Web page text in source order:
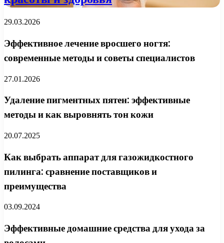
29.03.2026
Эффективное лечение вросшего ногтя:
современные методы и советы специалистов
27.01.2026
Удаление пигментных пятен: эффективные
методы и как выровнять тон кожи
20.07.2025
Как выбрать аппарат для газожидкостного
пилинга: сравнение поставщиков и
преимущества
03.09.2024
Эффективные домашние средства для ухода за